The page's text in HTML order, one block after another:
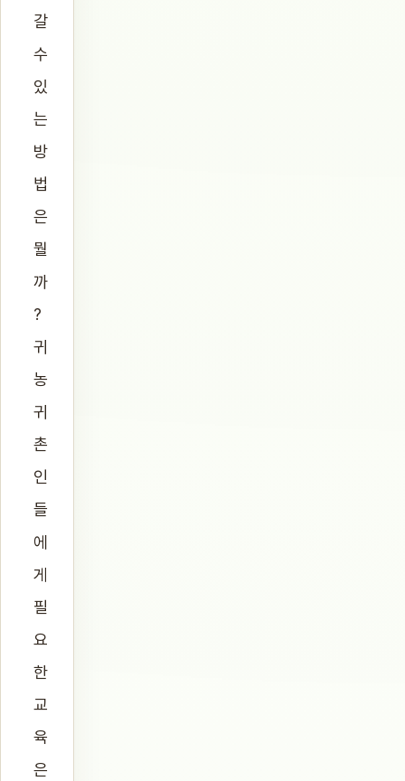
갈
수
있
는
방
법
은
뭘
까
?
귀
농
귀
촌
인
들
에
게
필
요
한
교
육
은